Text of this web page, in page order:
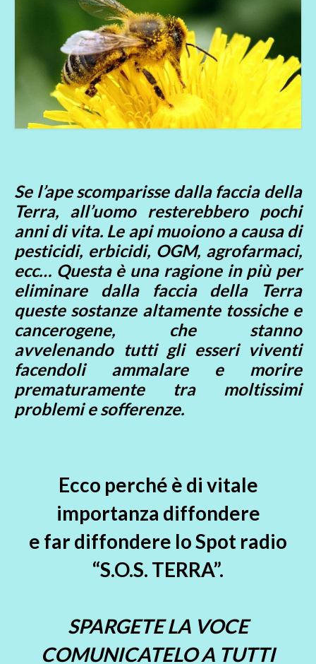
Se l’ape scomparisse dalla faccia della
Terra, all’uomo resterebbero pochi
anni di vita. Le api muoiono a causa di
pesticidi, erbicidi, OGM, agrofarmaci,
ecc… Questa è una ragione in più per
eliminare dalla faccia della Terra
queste sostanze altamente tossiche e
cancerogene, che stanno
avvelenando tutti gli esseri viventi
facendoli ammalare e morire
prematuramente tra moltissimi
problemi e sofferenze.
Ecco perché è di vitale
importanza diffondere
e far diffondere lo Spot radio
“S.O.S. TERRA”.
SPARGETE LA VOCE
COMUNICATELO A TUTTI